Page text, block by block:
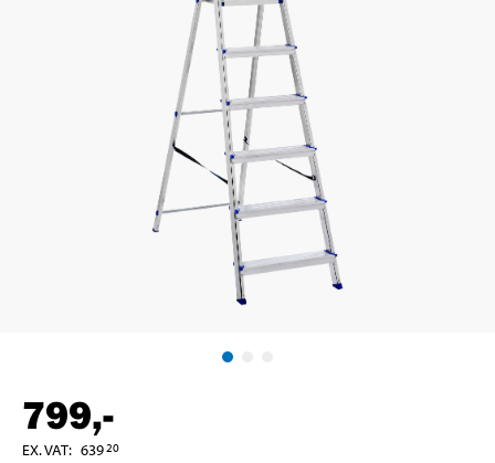
799,-
EX. VAT: 63920